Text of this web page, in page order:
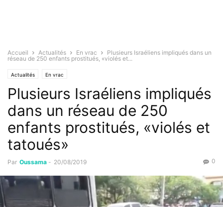
Accueil Actualités En vrac
Plusieurs Israéliens impliqués dans un
réseau de 250 enfants prostitués, «violés et...
Actualités En vrac
Plusieurs Israéliens impliqués
dans un réseau de 250
enfants prostitués, «violés et
tatoués»
Par Oussama - 20/08/2019 0